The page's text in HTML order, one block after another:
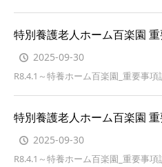
特別養護老人ホーム百楽園
2025-09-30
R8.4.1～特養ホーム百楽園_重要事
特別養護老人ホーム百楽園
2025-09-30
R8.4.1～特養ホーム百楽園_重要事